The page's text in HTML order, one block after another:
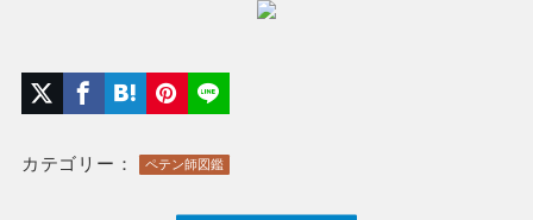
カテゴリー： ペテン師図鑑